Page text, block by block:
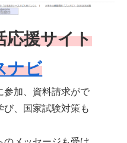
応援サイト
ナビ
参加、資料請求がで
び、国家試験対策も